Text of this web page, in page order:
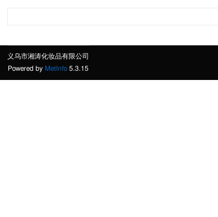
义乌市湘涛化妆品有限公司
Powered by MetInfo 5.3.15